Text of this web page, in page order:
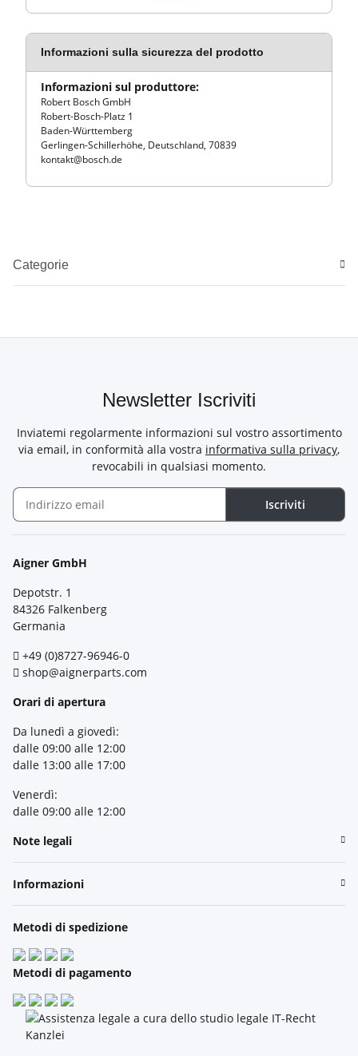
Informazioni sulla sicurezza del prodotto
Informazioni sul produttore:
Robert Bosch GmbH
Robert-Bosch-Platz 1
Baden-Württemberg
Gerlingen-Schillerhöhe, Deutschland, 70839
kontakt@bosch.de
Categorie
Newsletter Iscriviti
Inviatemi regolarmente informazioni sul vostro assortimento
via email, in conformità alla vostra informativa sulla privacy,
revocabili in qualsiasi momento.
Iscriviti
Aigner GmbH
Depotstr. 1
84326 Falkenberg
Germania
+49 (0)8727-96946-0
shop@aignerparts.com
Orari di apertura
Da lunedì a giovedì:
dalle 09:00 alle 12:00
dalle 13:00 alle 17:00
Venerdì:
dalle 09:00 alle 12:00
Note legali
Informazioni
Metodi di spedizione
Metodi di pagamento